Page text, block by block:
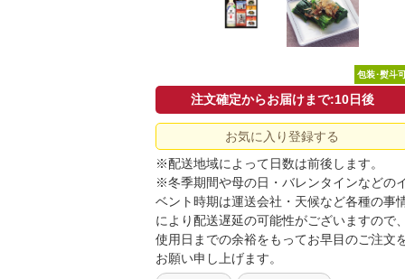
包装･熨斗
注文確定からお届けまで:10日後
お気に入り登録する
※配送地域によって日数は前後します。
※冬季期間や母の日・バレンタインなどの
ベント時期は運送会社・天候など各種の事
により配送遅延の可能性がございますので
使用日までの余裕をもってお早目のご注文
お願い申し上げます。